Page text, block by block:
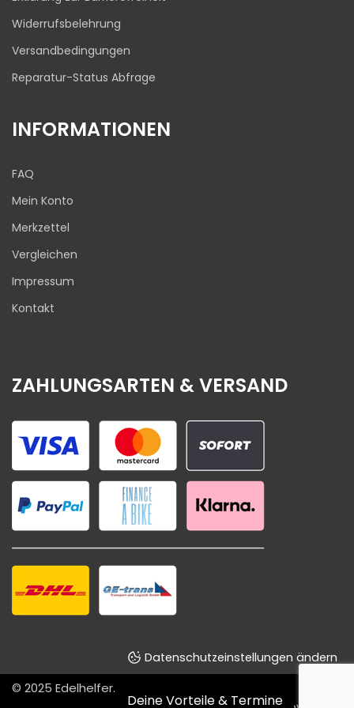
Deine Vorteile & Termine
Widerrufsbelehrung
Versandbedingungen
Reparatur-Status Abfrage
INFORMATIONEN
FAQ
Mein Konto
Merkzettel
Vergleichen
Impressum
Kontakt
ZAHLUNGSARTEN & VERSAND
Datenschutzeinstellungen ändern
© 2025 Edelhelfer.